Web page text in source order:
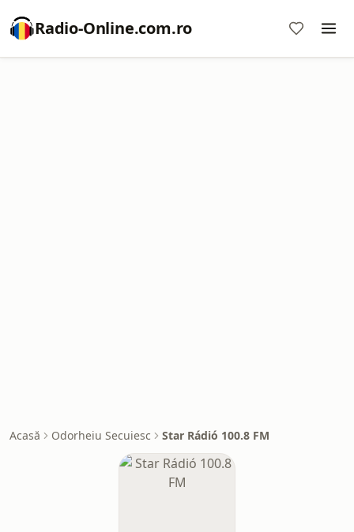
Radio-Online.com.ro
Acasă Odorheiu Secuiesc Star Rádió 100.8 FM